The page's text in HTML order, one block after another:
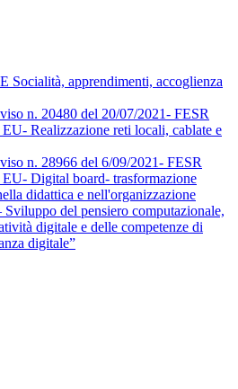
Socialità, apprendimenti, accoglienza
n. 20480 del 20/07/2021- FESR
Realizzazione reti locali, cablate e
n. 28966 del 6/09/2021- FESR
Digital board- trasformazione
didattica e nell'organizzazione
Sviluppo del pensiero computazionale,
digitale e delle competenze di
digitale”